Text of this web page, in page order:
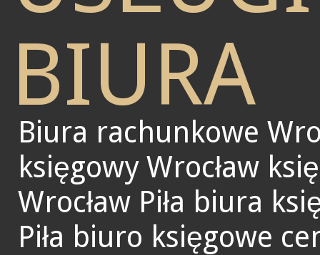
BIURA
Biura rachunkowe
księgowy Wrocław
Wrocław Piła biura
Piła biuro księgowe